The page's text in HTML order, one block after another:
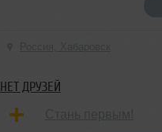
НЕТ ДРУЗЕЙ